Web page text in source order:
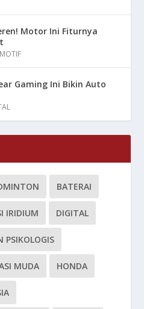
Motor Ini Fiturnya
Gaming Ini Bikin Auto
BATERAI
IRIDIUM DIGITAL
PSIKOLOGIS
MUDA HONDA